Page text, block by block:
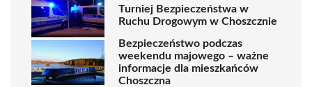
Turniej Bezpieczeństwa w
Ruchu Drogowym w Choszcznie
Bezpieczeństwo podczas
weekendu majowego – ważne
informacje dla mieszkańców
Choszczna